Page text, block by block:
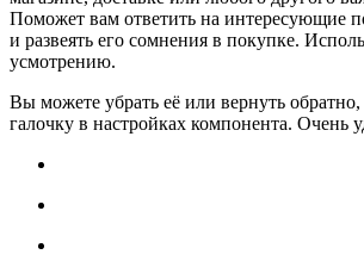
Поможет вам ответить на интересующие
и развеять его сомнения в покупке.
усмотрению.
Вы можете убрать её или вернуть
галочку в настройках компонента. Очень